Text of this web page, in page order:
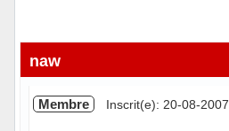
naw
Membre Inscrit(e): 20-08-2007